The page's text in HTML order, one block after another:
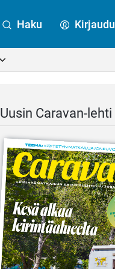
Haku Kirjaudu
Uusin Caravan-lehti